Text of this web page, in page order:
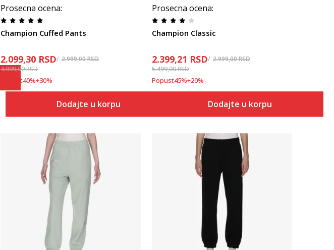
Prosecna ocena:
Champion Cuffed Pants
2.099,30 RSD 2.999,00RSD
4.999,00RSD
Popust40%+30%
Dodajte u korpu
Prosecna ocena:
Champion Classic
2.399,21 RSD 2.999,00RSD
5.499,00RSD
Popust45%+20%
Dodajte u korpu
Uporedi Uporedi